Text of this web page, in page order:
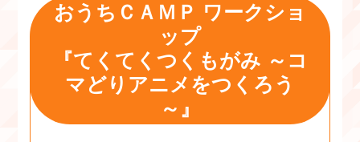
おうちＣＡＭＰ ワークショ
ップ
『てくてくつくもがみ ～コ
マどりアニメをつくろう
～』